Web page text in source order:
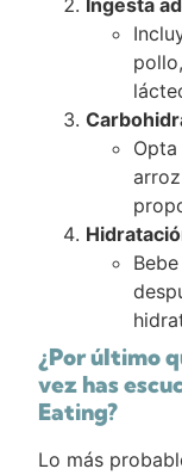
Ingesta
¿Por último
vez has
Eating?
Lo más